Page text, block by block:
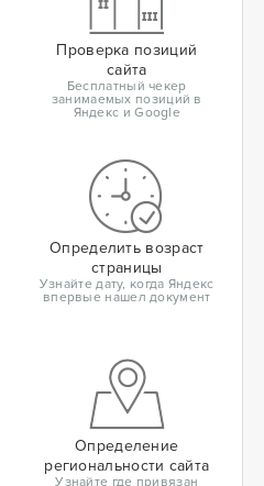
Проверка позиций
сайта
Бесплатный чекер
занимаемых позиций в
Яндекс и Google
Определить возраст
страницы
Узнайте дату, когда Яндекс
впервые нашел документ
Определение
региональности сайта
Узнайте где привязан